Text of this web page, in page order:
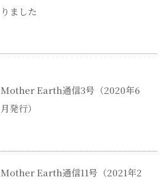
りました
Mother Earth通信3号（2020年6
月発行）
Mother Earth通信11号（2021年2